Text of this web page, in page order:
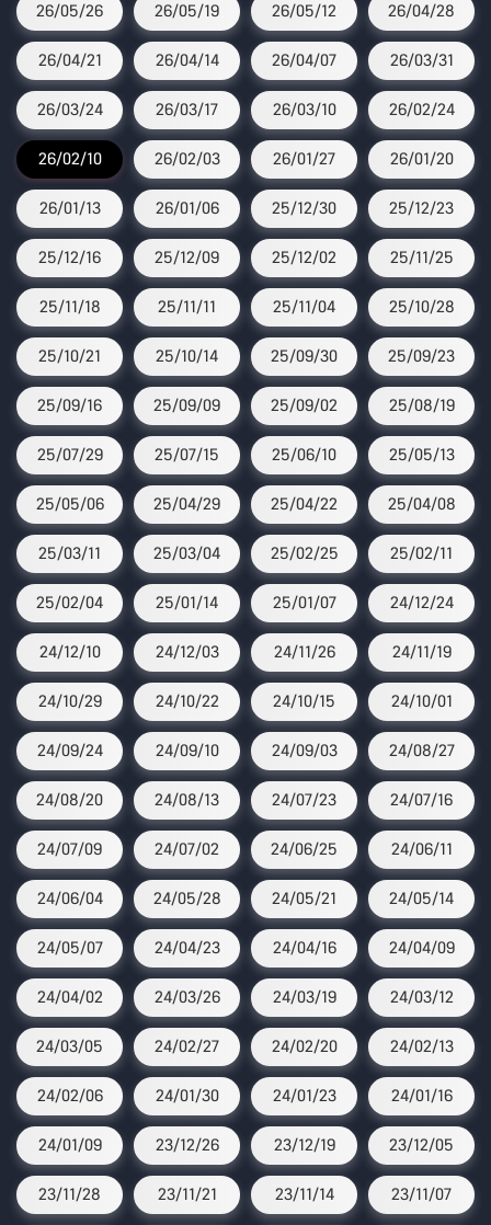
26/05/26 26/05/19 26/05/12 26/04/28
26/04/21 26/04/14 26/04/07 26/03/31
26/03/24 26/03/17 26/03/10 26/02/24
26/02/10 26/02/03 26/01/27 26/01/20
26/01/13 26/01/06 25/12/30 25/12/23
25/12/16 25/12/09 25/12/02 25/11/25
25/11/18 25/11/11 25/11/04 25/10/28
25/10/21 25/10/14 25/09/30 25/09/23
25/09/16 25/09/09 25/09/02 25/08/19
25/07/29 25/07/15 25/06/10 25/05/13
25/05/06 25/04/29 25/04/22 25/04/08
25/03/11 25/03/04 25/02/25 25/02/11
25/02/04 25/01/14 25/01/07 24/12/24
24/12/10 24/12/03 24/11/26 24/11/19
24/10/29 24/10/22 24/10/15 24/10/01
24/09/24 24/09/10 24/09/03 24/08/27
24/08/20 24/08/13 24/07/23 24/07/16
24/07/09 24/07/02 24/06/25 24/06/11
24/06/04 24/05/28 24/05/21 24/05/14
24/05/07 24/04/23 24/04/16 24/04/09
24/04/02 24/03/26 24/03/19 24/03/12
24/03/05 24/02/27 24/02/20 24/02/13
24/02/06 24/01/30 24/01/23 24/01/16
24/01/09 23/12/26 23/12/19 23/12/05
23/11/28 23/11/21 23/11/14 23/11/07